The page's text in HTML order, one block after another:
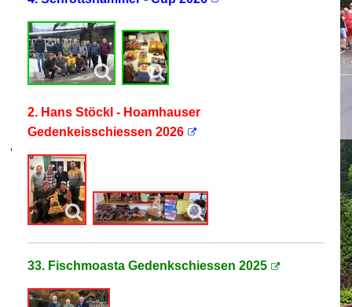
2. Hans Stöckl - Hoamhauser
Gedenkeisschiessen 2026
33. Fischmoasta Gedenkschiessen 2025